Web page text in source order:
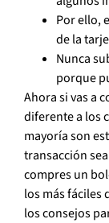
Por ello,
de la
Nunca
porque
Ahora si vas a
diferente a los
mayoría son
transacción
compres un
los más fáciles
los consejos